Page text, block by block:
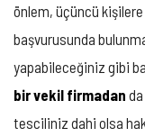
önlem, üçüncü
başvurusunda
yapabileceğiniz gibi
bir vekil firmadan
tesciliniz dahi olsa